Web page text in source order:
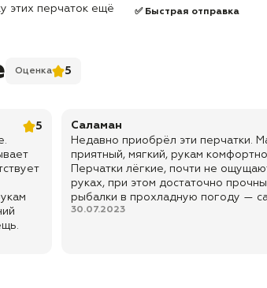
этих перчаток ещё
✅ Быстрая отправка
Оценка 5
5
Саламан
Недавно приобрёл эти перчатки.
приятный, мягкий, рукам
Перчатки лёгкие, почти не
руках, при этом достаточно
рыбалки в прохладную погоду —
30.07.2023